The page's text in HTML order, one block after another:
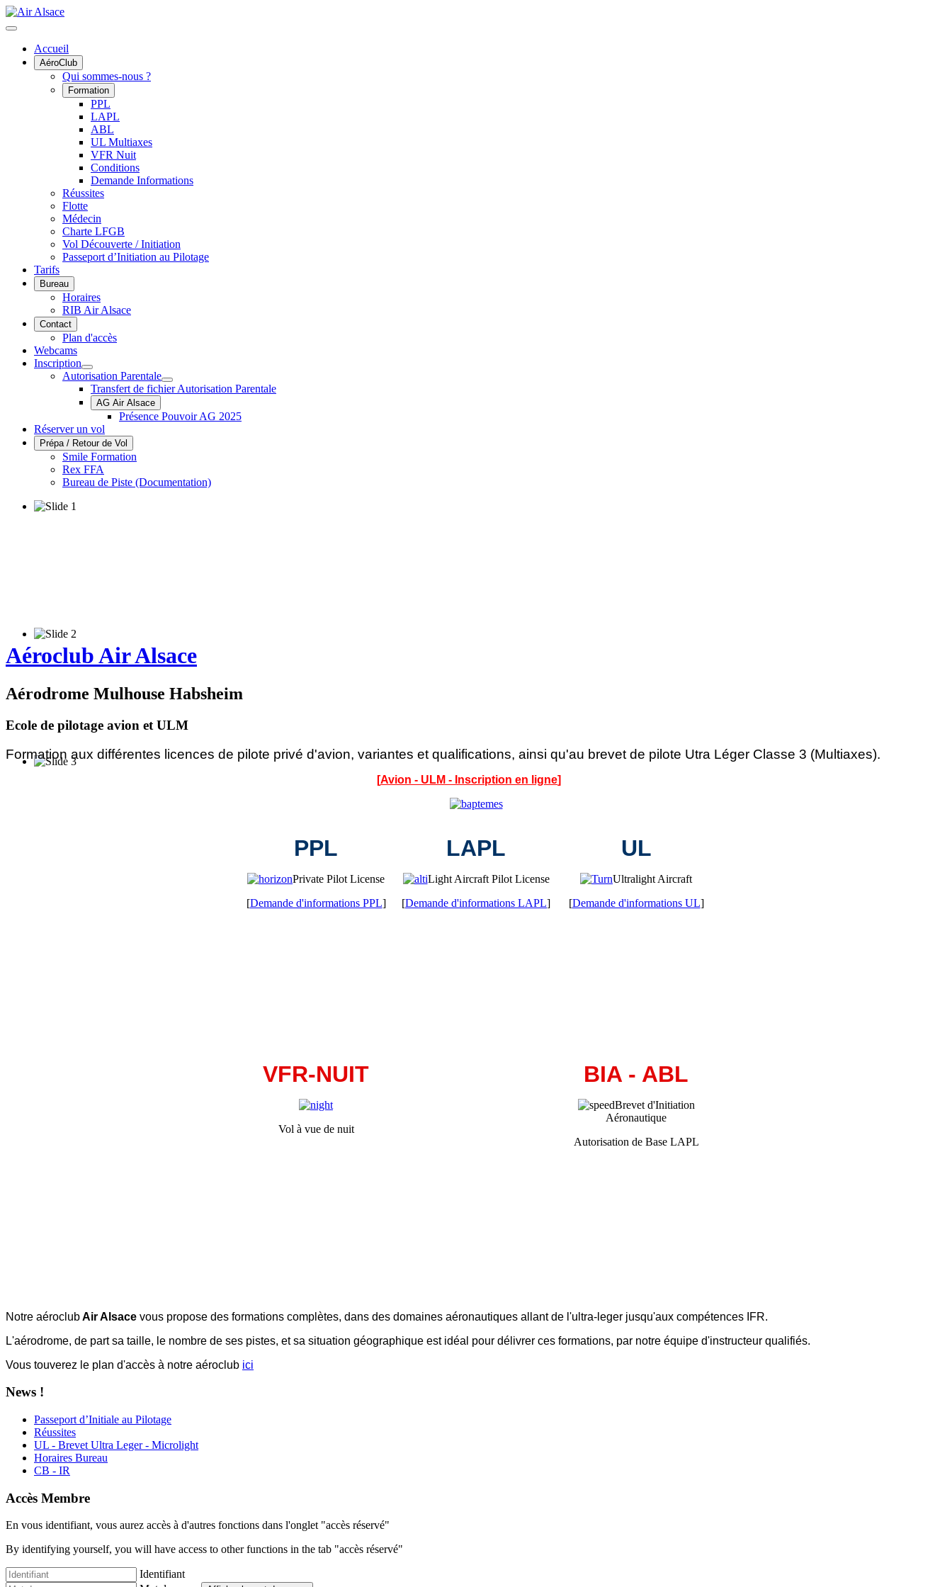
Accueil
AéroClub
Qui sommes-nous ?
Formation
PPL
LAPL
ABL
UL Multiaxes
VFR Nuit
Conditions
Demande Informations
Réussites
Flotte
Médecin
Charte LFGB
Vol Découverte / Initiation
Passeport d’Initiation au Pilotage
Tarifs
Bureau
Horaires
RIB Air Alsace
Contact
Plan d'accès
Webcams
Inscription
Autorisation Parentale
Transfert de fichier Autorisation Parentale
AG Air Alsace
Présence Pouvoir AG 2025
Réserver un vol
Prépa / Retour de Vol
Smile Formation
Rex FFA
Bureau de Piste (Documentation)
Aéroclub Air Alsace
Aérodrome Mulhouse Habsheim
Ecole de pilotage avion et ULM
Formation aux différentes licences de pilote privé d'avion, variantes et qualifications, ainsi qu'au brevet de pilote Utra Léger Classe 3 (Multiaxes).
[Avion - ULM - Inscription en ligne]
PPL
Private Pilot License
[Demande d'informations PPL]
LAPL
Light Aircraft Pilot License
[Demande d'informations LAPL]
UL
Ultralight Aircraft
[Demande d'informations UL]
VFR-NUIT
Vol à vue de nuit
BIA - ABL
Brevet d'Initiation
Aéronautique
Autorisation de Base LAPL
Notre aéroclubAir Alsace vous propose des formations complètes, dans des domaines aéronautiques allant de l'ultra-leger jusqu'aux compétences IFR.
L'aérodrome, de part sa taille, le nombre de ses pistes, et sa situation géographique est idéal pour délivrer ces formations, par notre équipe d'instructeur qualifiés.
Vous touverez le plan d'accès à notre aéroclub ici
News !
Passeport d’Initiale au Pilotage
Réussites
UL - Brevet Ultra Leger - Microlight
Horaires Bureau
CB - IR
Accès Membre
En vous identifiant, vous aurez accès à d'autres fonctions dans l'onglet "accès réservé"
By identifying yourself, you will have access to other functions in the tab "accès réservé"
Identifiant